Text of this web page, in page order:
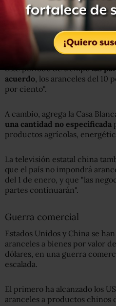
El G20 reúne los mandatarios
económicamente más fuertes
Y aunque la Casa Blanca dice
está suspendido por 90 días,
este período de tiempolas
acuerdo , los aranceles del 10
por ciento".
A cambio, agrega la Casa
una cantidad no especificada
productos agrícolas,
La televisión estatal china
que el país no impondrá
del 1 de enero, y que "las
partes continuarán".
Guerra comercial
Estados Unidos y China se
aranceles a bienes por valor
dólares, en una guerra
escalada.
El primero ha alcanzado los
aranceles a productos chinos